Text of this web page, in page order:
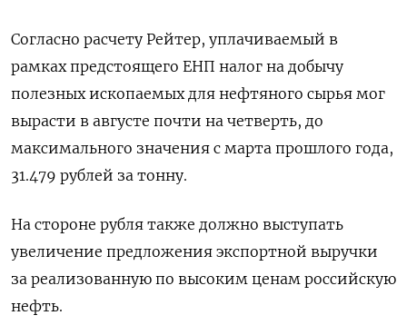
Согласно расчету Рейтер, уплачиваемый в
рамках предстоящего ЕНП налог на добычу
полезных ископаемых для нефтяного сырья мог
вырасти в августе почти на четверть, до
максимального значения с марта прошлого года,
31.479 рублей за тонну.
На стороне рубля также должно выступать
увеличение предложения экспортной выручки
за реализованную по высоким ценам российскую
нефть.